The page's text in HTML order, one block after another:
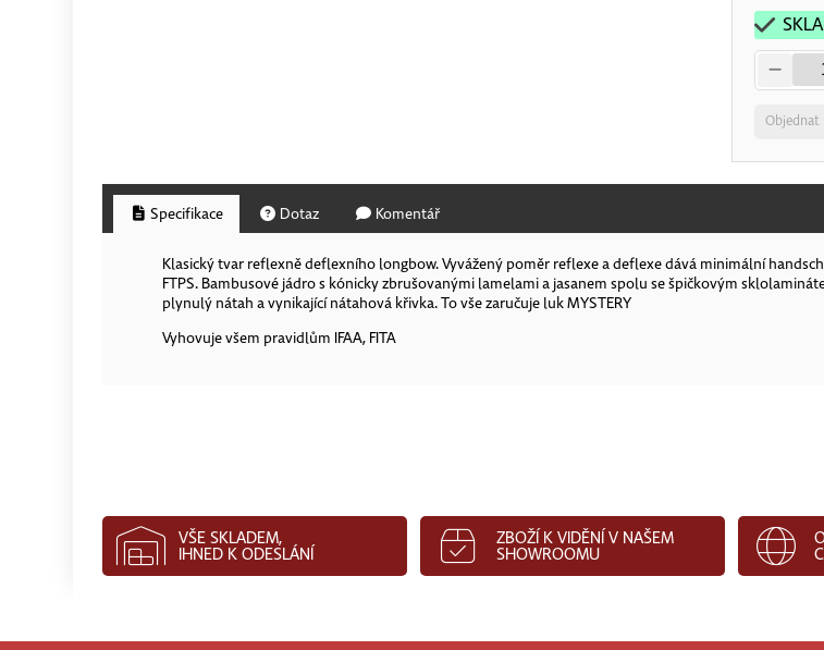
Objednat
Specifikace Dotaz Komentář
Klasický tvar reflexně deflexního longbow. Vyvážený poměr reflexe a deflexe dává minimální
FTPS. Bambusové jádro s kónicky zbrušovanými lamelami a jasanem spolu se špičkovým
plynulý nátah a vynikající nátahová křivka. To vše zaručuje luk MYSTERY
Vyhovuje všem pravidlům IFAA, FITA
VŠE SKLADEM,
IHNED K ODESLÁNÍ
ZBOŽÍ K VIDĚNÍ V NAŠEM
SHOWROOMU